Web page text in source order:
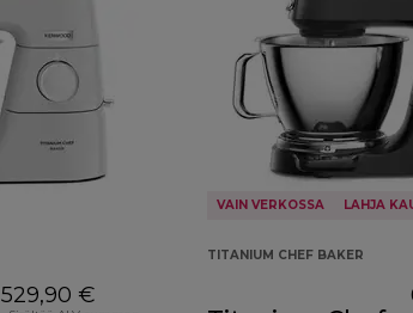
529,90 €
VAIN VERKOSSA LAHJA
TITANIUM CHEF BAKER